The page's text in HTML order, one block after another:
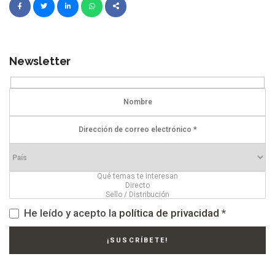
Newsletter
He leído y acepto la política de privacidad *